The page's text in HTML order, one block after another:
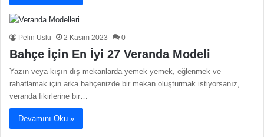
Pelin Uslu 2 Kasım 2023 0
Bahçe İçin En İyi 27 Veranda Modeli
Yazın veya kışın dış mekanlarda yemek yemek, eğlenmek ve
rahatlamak için arka bahçenizde bir mekan oluşturmak istiyorsanız,
veranda fikirlerine bir…
Devamını Oku »